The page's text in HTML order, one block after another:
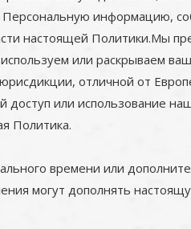
информацию,
настоящей Политики.Мы
или раскрываем
отличной от
или использование
Политика.
времени или
могут дополнять